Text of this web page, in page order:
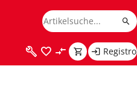
Registro